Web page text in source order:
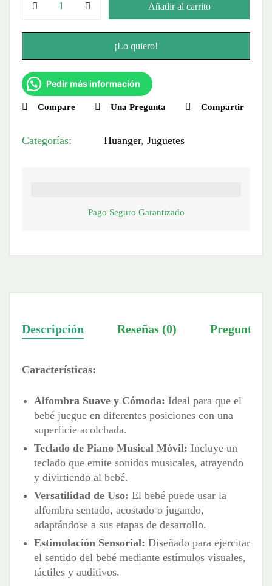
Añadir al carrito
¡Lo quiero!
Pedir más información
Compare Una Pregunta Compartir
Categorías: Huanger, Juguetes
Pago Seguro Garantizado
Descripción Reseñas (0) Preguntas
Características:
Alfombra Suave y Cómoda: Ideal para que el
bebé juegue en diferentes posiciones con una
superficie acolchada.
Teclado de Piano Musical Móvil: Incluye un
teclado que emite sonidos musicales, atrayendo
y divirtiendo al bebé.
Versatilidad de Uso: El bebé puede usar la
alfombra sentado, acostado o jugando,
adaptándose a sus etapas de desarrollo.
Estimulación Sensorial: Diseñado para ejercitar
el sentido del bebé mediante estímulos visuales,
táctiles y auditivos.